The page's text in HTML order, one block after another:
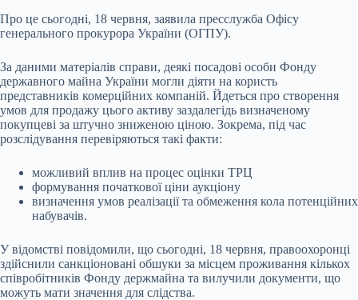
Про це сьогодні, 18 червня, заявила пресслужба Офісу
генерального прокурора України (ОГПУ).
За даними матеріалів справи, деякі посадові особи Фонду
державного майна України могли діяти на користь
представників комерційних компаній. Йдеться про створення
умов для продажу цього активу заздалегідь визначеному
покупцеві за штучно зниженою ціною. Зокрема, під час
розслідування перевіряються такі факти:
можливий вплив на процес оцінки ТРЦ
формування початкової ціни аукціону
визначення умов реалізації та обмеження кола потенційних
набувачів.
У відомстві повідомили, що сьогодні, 18 червня, правоохоронці
здійснили санкціоновані обшуки за місцем проживання кількох
співробітників Фонду держмайна та вилучили документи, що
можуть мати значення для слідства.